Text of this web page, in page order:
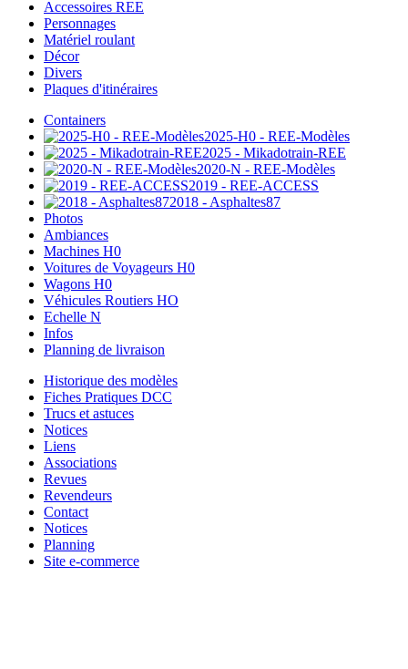
Accessoires REE
Personnages
Matériel roulant
Décor
Divers
Plaques d'itinéraires
Containers
2025-H0 - REE-Modèles
2025 - Mikadotrain-REE
2020-N - REE-Modèles
2019 - REE-ACCESS
2018 - Asphaltes87
Photos
Ambiances
Machines H0
Voitures de Voyageurs H0
Wagons H0
Véhicules Routiers HO
Echelle N
Infos
Planning de livraison
Historique des modèles
Fiches Pratiques DCC
Trucs et astuces
Notices
Liens
Associations
Revues
Revendeurs
Contact
Notices
Planning
Site e-commerce